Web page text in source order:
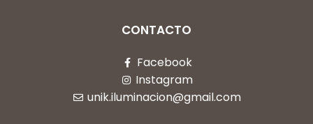
CONTACTO
Facebook
Instagram
unik.iluminacion@gmail.com